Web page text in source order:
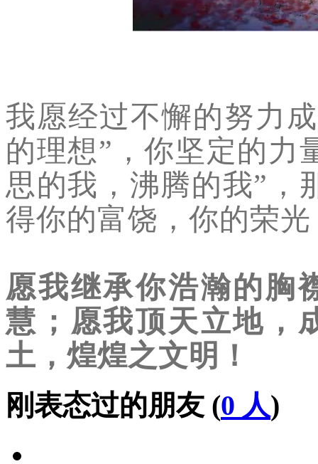
我愿经过不懈的努力
的理想”，你坚定的力
思的我，沸腾的我”，
得你的富饶，你的荣
愿我继承你浩瀚的胸
慧； 愿我顶天立地，
土，煌煌之文明！
刚表态过的朋友 (0 人)